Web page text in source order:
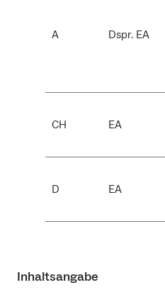
A Dspr. EA
CH EA
D EA
Inhaltsangabe